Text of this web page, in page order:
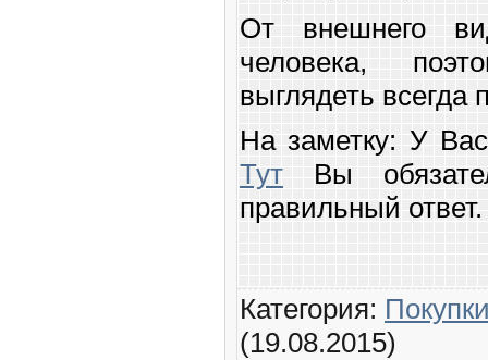
От внешнего
человека,
выглядеть
На заметку: У
Тут Вы
правильный ответ.
Категория:
(19.08.2015)